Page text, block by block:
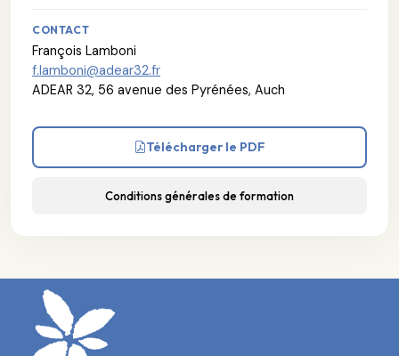
CONTACT
François Lamboni
f.lamboni@adear32.fr
ADEAR 32, 56 avenue des Pyrénées, Auch
Télécharger le PDF
Conditions générales de formation